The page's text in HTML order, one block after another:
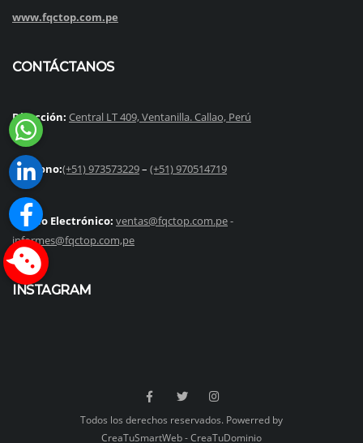
www.fqctop.com.pe
CONTÁCTANOS
Dirección: Central LT 409, Ventanilla. Callao, Perú
Teléfono:(+51) 973573229– (+51) 970514719
Correo Electrónico: ventas@fqctop.com.pe-
informes@fqctop.com,pe
INSTAGRAM
Todos los derechos reservados. Powerred by
CreaTuSmartWeb - CreaTuDominio